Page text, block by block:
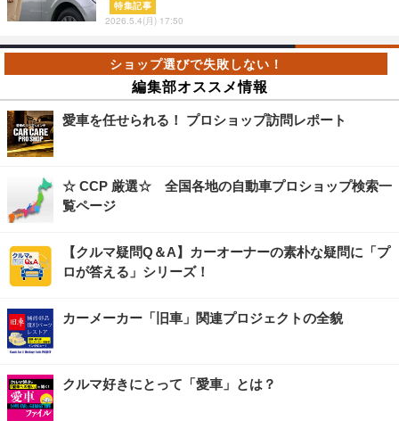
特集記事
2026.5.4(月) 17:50
編集部オススメ情報
愛車を任せられる！ プロショップ訪問レポート
☆ CCP 厳選☆ 全国各地の自動車プロショップ検索一
覧ページ
【クルマ疑問Q＆A】カーオーナーの素朴な疑問に「プ
ロが答える」シリーズ！
カーメーカー「旧車」関連プロジェクトの全貌
クルマ好きにとって「愛車」とは？